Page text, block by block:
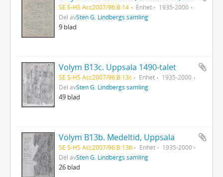
SE S-HS Acc2007/96:B:14 Enhet
1935-2000
Del avSten G. Lindbergs samling
9 blad
Volym B13c. Uppsala 1490-talet
SE S-HS Acc2007/96:B:13c Enhet
1935-2000
Del avSten G. Lindbergs samling
49 blad
Volym B13b. Medeltid, Uppsala
SE S-HS Acc2007/96:B:13b Enhet
1935-2000
Del avSten G. Lindbergs samling
26 blad